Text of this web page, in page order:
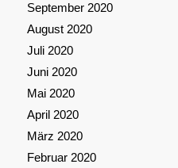
September 2020
August 2020
Juli 2020
Juni 2020
Mai 2020
April 2020
März 2020
Februar 2020